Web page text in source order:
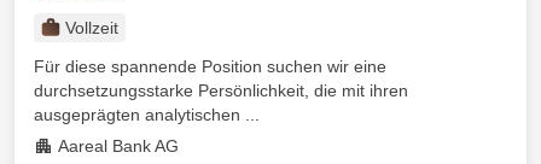
Vollzeit
Für diese spannende Position suchen wir eine
durchsetzungsstarke Persönlichkeit, die mit ihren
ausgeprägten analytischen ...
Aareal Bank AG